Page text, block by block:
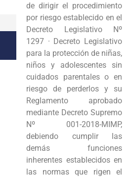
de dirigir el procedimiento
por riesgo establecido en el
Decreto Legislativo Nº
1297 · Decreto Legislativo
para la protección de niñas,
niños y adolescentes sin
cuidados parentales o en
riesgo de perderlos y su
Reglamento aprobado
mediante Decreto Supremo
Nº 001-2018-MIMP,
debiendo cumplir las
demás funciones
inherentes establecidos en
las normas que rigen el